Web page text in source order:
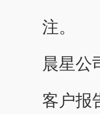
注。
晨星公
客户报